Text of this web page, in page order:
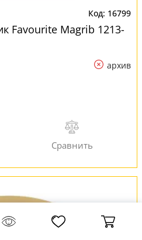
16799
Favourite Magrib 1213-
архив